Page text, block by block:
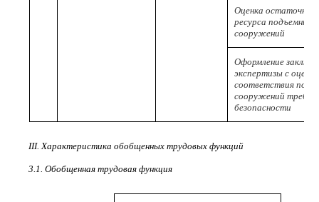
Оценка
ресурса подъемных
сооружений
Оформление
экспертизы с
соответствия
сооружений
безопасности
III. Характеристика обобщенных трудовых функций
3.1. Обобщенная трудовая функция